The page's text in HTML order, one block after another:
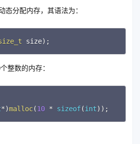
态分配内存，其语法为：
size) ;
整数的内存：
*)malloc(10 * sizeof(int) ) ;